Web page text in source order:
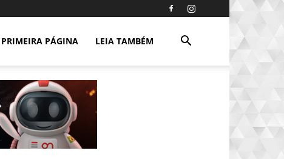
PRIMEIRA PÁGINA LEIA TAMBÉM